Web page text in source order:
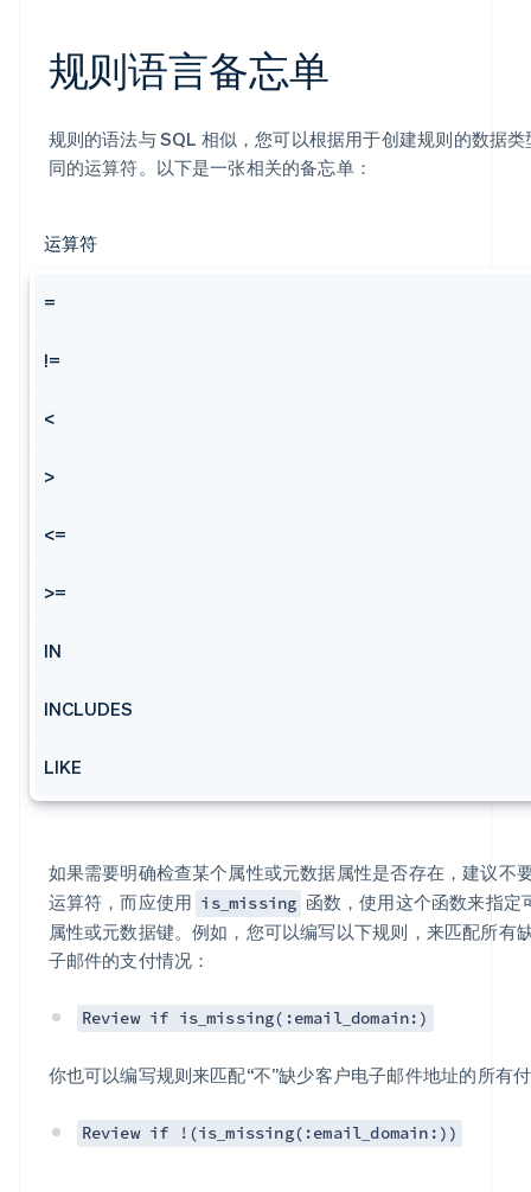
规则语言备忘单
规则的语法与 SQL 相似，您可以根据用于创建规则的数据
同的运算符。以下是一张相关的备忘单：
运算符
=
!=
<
>
<=
>=
IN
INCLUDES
LIKE
如果需要明确检查某个属性或元数据属性是否存在，建议不
运算符，而应使用 is_missing 函数，使用这个函数来指定
属性或元数据键。例如，您可以编写以下规则，来匹配所有
子邮件的支付情况：
Review if is_missing(:email_domain:)
你也可以编写规则来匹配“不”缺少客户电子邮件地址的所有
Review if !(is_missing(:email_domain:))